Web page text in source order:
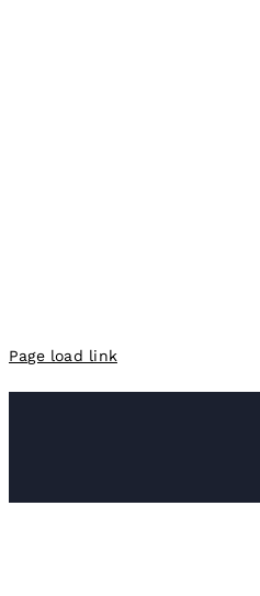
Page load link